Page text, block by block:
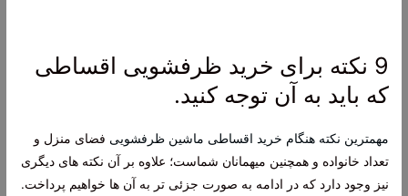
9 نکته برای خرید ظرفشویی اقساطی
که باید به آن توجه کنید.
مهمترین نکته هنگام خرید اقساطی ماشین ظرفشویی فضای منزل و
تعداد خانواده و همچنین میهمانان شماست؛ علاوه بر آن نکته های دیگری
نیز وجود دارد که در ادامه به صورت جزئی تر به آن ها خواهیم پرداخت.